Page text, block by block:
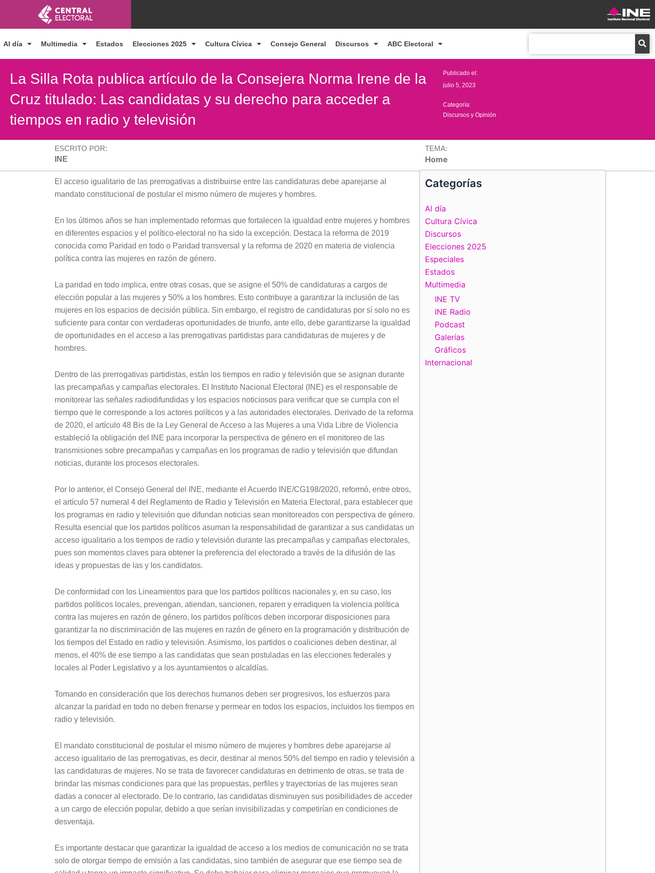
contenido
Al día Multimedia Estados Elecciones 2025 Cultura Cívica Consejo General Discursos ABC Electoral
La Silla Rota publica artículo de la Consejera Norma Irene de la
Cruz titulado: Las candidatas y su derecho para acceder a
tiempos en radio y televisión
Publicado el:
julio 5, 2023
Categoría:
Discursos y Opinión
ESCRITO POR:
INE
TEMA:
Home
El acceso igualitario de las prerrogativas a distribuirse entre las candidaturas debe aparejarse al
mandato constitucional de postular el mismo número de mujeres y hombres.
En los últimos años se han implementado reformas que fortalecen la igualdad entre mujeres y hombres
en diferentes espacios y el político-electoral no ha sido la excepción. Destaca la reforma de 2019
conocida como Paridad en todo o Paridad transversal y la reforma de 2020 en materia de violencia
política contra las mujeres en razón de género.
La paridad en todo implica, entre otras cosas, que se asigne el 50% de candidaturas a cargos de
elección popular a las mujeres y 50% a los hombres. Esto contribuye a garantizar la inclusión de las
mujeres en los espacios de decisión pública. Sin embargo, el registro de candidaturas por sí solo no es
suficiente para contar con verdaderas oportunidades de triunfo, ante ello, debe garantizarse la igualdad
de oportunidades en el acceso a las prerrogativas partidistas para candidaturas de mujeres y de
hombres.
Dentro de las prerrogativas partidistas, están los tiempos en radio y televisión que se asignan durante
las precampañas y campañas electorales. El Instituto Nacional Electoral (INE) es el responsable de
monitorear las señales radiodifundidas y los espacios noticiosos para verificar que se cumpla con el
tiempo que le corresponde a los actores políticos y a las autoridades electorales. Derivado de la reforma
de 2020, el artículo 48 Bis de la Ley General de Acceso a las Mujeres a una Vida Libre de Violencia
estableció la obligación del INE para incorporar la perspectiva de género en el monitoreo de las
transmisiones sobre precampañas y campañas en los programas de radio y televisión que difundan
noticias, durante los procesos electorales.
Por lo anterior, el Consejo General del INE, mediante el Acuerdo INE/CG198/2020, reformó, entre otros,
el artículo 57 numeral 4 del Reglamento de Radio y Televisión en Materia Electoral, para establecer que
los programas en radio y televisión que difundan noticias sean monitoreados con perspectiva de género.
Resulta esencial que los partidos políticos asuman la responsabilidad de garantizar a sus candidatas un
acceso igualitario a los tiempos de radio y televisión durante las precampañas y campañas electorales,
pues son momentos claves para obtener la preferencia del electorado a través de la difusión de las
ideas y propuestas de las y los candidatos.
De conformidad con los Lineamientos para que los partidos políticos nacionales y, en su caso, los
partidos políticos locales, prevengan, atiendan, sancionen, reparen y erradiquen la violencia política
contra las mujeres en razón de género, los partidos políticos deben incorporar disposiciones para
garantizar la no discriminación de las mujeres en razón de género en la programación y distribución de
los tiempos del Estado en radio y televisión. Asimismo, los partidos o coaliciones deben destinar, al
menos, el 40% de ese tiempo a las candidatas que sean postuladas en las elecciones federales y
locales al Poder Legislativo y a los ayuntamientos o alcaldías.
Tomando en consideración que los derechos humanos deben ser progresivos, los esfuerzos para
alcanzar la paridad en todo no deben frenarse y permear en todos los espacios, incluidos los tiempos en
radio y televisión.
El mandato constitucional de postular el mismo número de mujeres y hombres debe aparejarse al
acceso igualitario de las prerrogativas, es decir, destinar al menos 50% del tiempo en radio y televisión a
las candidaturas de mujeres. No se trata de favorecer candidaturas en detrimento de otras, se trata de
brindar las mismas condiciones para que las propuestas, perfiles y trayectorias de las mujeres sean
dadas a conocer al electorado. De lo contrario, las candidatas disminuyen sus posibilidades de acceder
a un cargo de elección popular, debido a que serían invisibilizadas y competirían en condiciones de
desventaja.
Es importante destacar que garantizar la igualdad de acceso a los medios de comunicación no se trata
solo de otorgar tiempo de emisión a las candidatas, sino también de asegurar que ese tiempo sea de
Categorías
Al día
Cultura Cívica
Discursos
Elecciones 2025
Especiales
Estados
Multimedia
INE TV
INE Radio
Podcast
Galerías
Gráficos
Internacional